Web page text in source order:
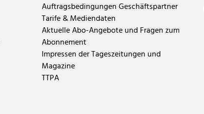
Auftragsbedingungen Geschäftspartner
Tarife & Mediendaten
Aktuelle Abo-Angebote und Fragen zum
Abonnement
Impressen der Tageszeitungen und
Magazine
TTPA